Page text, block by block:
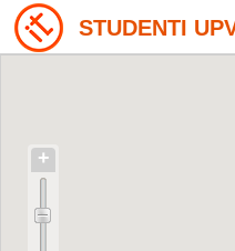
STUDENTI
+